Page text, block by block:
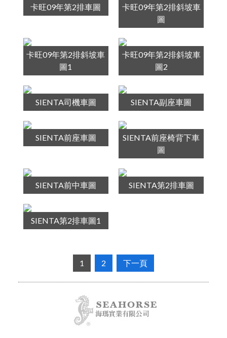
卡旺09年第2排車圖
卡旺09年第2排斜坡車
圖
卡旺09年第2排斜坡車
圖1
卡旺09年第2排斜坡車
圖2
SIENTA司機車圖 SIENTA副座車圖
SIENTA前座車圖
SIENTA前座椅背下車
圖
SIENTA前中車圖 SIENTA第2排車圖
SIENTA第2排車圖1
1 2 下一頁